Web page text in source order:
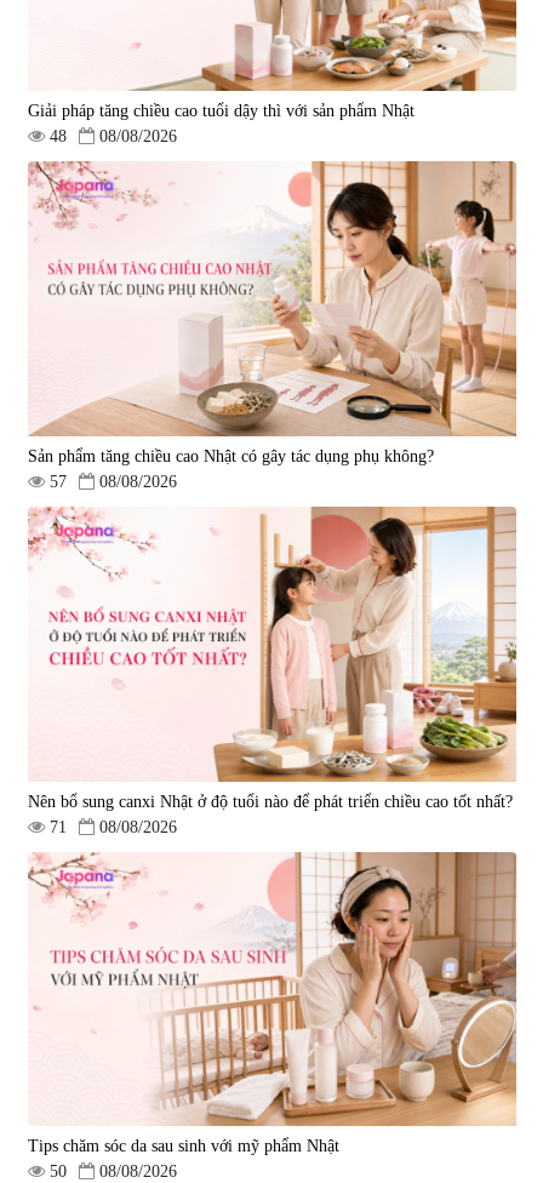
Giải pháp tăng chiều cao tuổi dậy thì với sản phẩm Nhật
48
08/08/2026
Sản phẩm tăng chiều cao Nhật có gây tác dụng phụ không?
57
08/08/2026
Nên bổ sung canxi Nhật ở độ tuổi nào để phát triển chiều cao tốt nhất?
71
08/08/2026
Tips chăm sóc da sau sinh với mỹ phẩm Nhật
50
08/08/2026